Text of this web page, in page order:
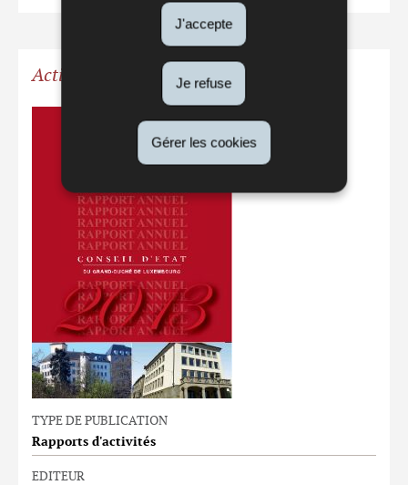
J'accepte
Je refuse
Gérer les cookies
Activités pour l'année 2012-2013
TYPE DE PUBLICATION
Rapports d'activités
EDITEUR